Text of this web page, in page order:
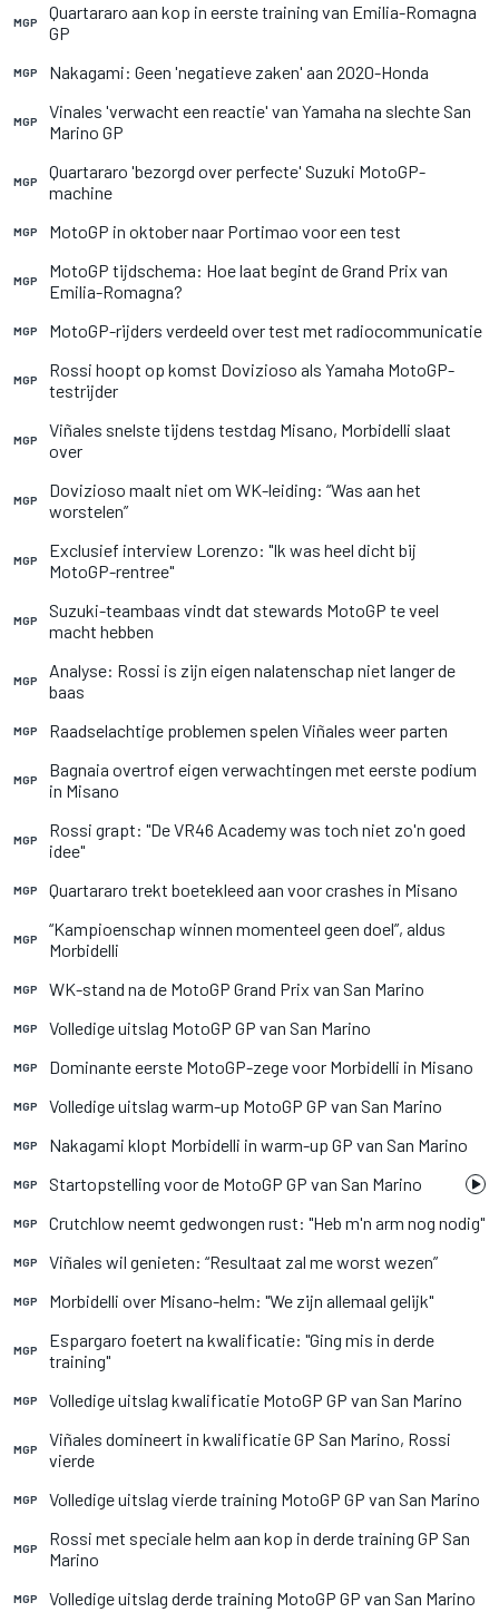
MGP
Quartararo aan kop in eerste training van Emilia-Romagna
GP
MGP Nakagami: Geen 'negatieve zaken' aan 2020-Honda
MGP
Vinales 'verwacht een reactie' van Yamaha na slechte San
Marino GP
MGP
Quartararo 'bezorgd over perfecte' Suzuki MotoGP-
machine
MGP MotoGP in oktober naar Portimao voor een test
MGP
MotoGP tijdschema: Hoe laat begint de Grand Prix van
Emilia-Romagna?
MGP MotoGP-rijders verdeeld over test met radiocommunicatie
MGP
Rossi hoopt op komst Dovizioso als Yamaha MotoGP-
testrijder
MGP
Viñales snelste tijdens testdag Misano, Morbidelli slaat
over
MGP
Dovizioso maalt niet om WK-leiding: “Was aan het
worstelen”
MGP
Exclusief interview Lorenzo: "Ik was heel dicht bij
MotoGP-rentree"
MGP
Suzuki-teambaas vindt dat stewards MotoGP te veel
macht hebben
MGP
Analyse: Rossi is zijn eigen nalatenschap niet langer de
baas
MGP Raadselachtige problemen spelen Viñales weer parten
MGP
Bagnaia overtrof eigen verwachtingen met eerste podium
in Misano
MGP
Rossi grapt: "De VR46 Academy was toch niet zo'n goed
idee"
MGP Quartararo trekt boetekleed aan voor crashes in Misano
MGP
“Kampioenschap winnen momenteel geen doel”, aldus
Morbidelli
MGP WK-stand na de MotoGP Grand Prix van San Marino
MGP Volledige uitslag MotoGP GP van San Marino
MGP Dominante eerste MotoGP-zege voor Morbidelli in Misano
MGP Volledige uitslag warm-up MotoGP GP van San Marino
MGP Nakagami klopt Morbidelli in warm-up GP van San Marino
MGP Startopstelling voor de MotoGP GP van San Marino
MGP Crutchlow neemt gedwongen rust: "Heb m'n arm nog nodig"
MGP Viñales wil genieten: “Resultaat zal me worst wezen”
MGP Morbidelli over Misano-helm: "We zijn allemaal gelijk"
MGP
Espargaro foetert na kwalificatie: "Ging mis in derde
training"
MGP Volledige uitslag kwalificatie MotoGP GP van San Marino
MGP
Viñales domineert in kwalificatie GP San Marino, Rossi
vierde
MGP Volledige uitslag vierde training MotoGP GP van San Marino
MGP
Rossi met speciale helm aan kop in derde training GP San
Marino
MGP Volledige uitslag derde training MotoGP GP van San Marino